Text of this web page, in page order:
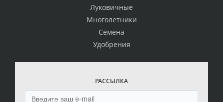
Луковичные
Многолетники
Семена
Удобрения
РАССЫЛКА